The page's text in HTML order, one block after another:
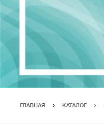
ГЛАВНАЯ КАТАЛОГ